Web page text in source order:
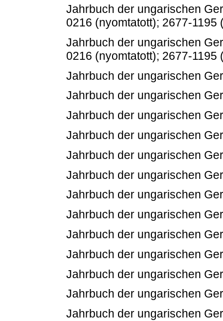
Jahrbuch der ungarischen
0216 (nyomtatott); 2677-1195
Jahrbuch der ungarischen
0216 (nyomtatott); 2677-1195
Jahrbuch der ungarischen
Jahrbuch der ungarischen
Jahrbuch der ungarischen
Jahrbuch der ungarischen
Jahrbuch der ungarischen
Jahrbuch der ungarischen
Jahrbuch der ungarischen
Jahrbuch der ungarischen
Jahrbuch der ungarischen
Jahrbuch der ungarischen
Jahrbuch der ungarischen
Jahrbuch der ungarischen
Jahrbuch der ungarischen